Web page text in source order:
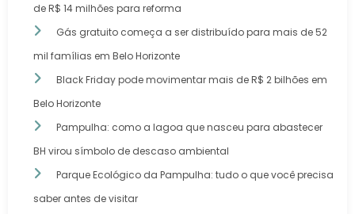
de R$ 14 milhões para reforma
Gás gratuito começa a ser distribuído para mais de 52
mil famílias em Belo Horizonte
Black Friday pode movimentar mais de R$ 2 bilhões em
Belo Horizonte
Pampulha: como a lagoa que nasceu para abastecer
BH virou símbolo de descaso ambiental
Parque Ecológico da Pampulha: tudo o que você precisa
saber antes de visitar